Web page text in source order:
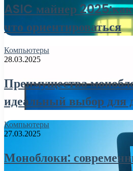
ASIC майнер
что ориентироваться
Компьютеры
28.03.2025
Преимущества
идеальный выбор для
Компьютеры
27.03.2025
Моноблоки: